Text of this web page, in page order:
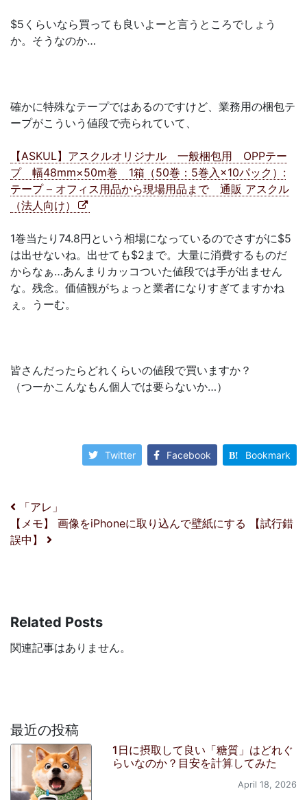
$5くらいなら買っても良いよーと言うところでしょう
か。そうなのか…
確かに特殊なテープではあるのですけど、業務用の梱包テ
ープがこういう値段で売られていて、
【ASKUL】アスクルオリジナル 一般梱包用 OPPテー
プ 幅48mm×50m巻 1箱（50巻：5巻入×10パック）:
テープ – オフィス用品から現場用品まで 通販 アスクル
（法人向け）
1巻当たり74.8円という相場になっているのでさすがに$5
は出せないね。出せても$2まで。大量に消費するものだ
からなぁ…あんまりカッコついた値段では手が出ません
な。残念。価値観がちょっと業者になりすぎてますかね
ぇ。うーむ。
皆さんだったらどれくらいの値段で買いますか？
（つーかこんなもん個人では要らないか…）
Twitter Facebook Bookmark
投稿ナビゲーション
「アレ」
【メモ】 画像をiPhoneに取り込んで壁紙にする 【試行錯
誤中】
Related Posts
関連記事はありません。
最近の投稿
1日に摂取して良い「糖質」はどれぐ
らいなのか？目安を計算してみた
April 18, 2026